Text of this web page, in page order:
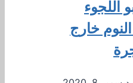
اللجوء
خارج